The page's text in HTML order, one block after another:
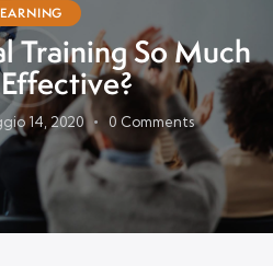
Training So Much
14, 2020 0 Comments